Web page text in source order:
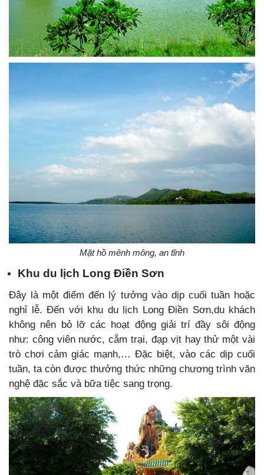
Mặt hồ mênh mông, an tĩnh
Khu du lịch Long Điền Sơn
Đây là một điểm đến lý tưởng vào dịp cuối tuần hoặc
nghỉ lễ. Đến với khu du lịch Long Điền Sơn,du khách
không nên bỏ lỡ các hoạt động giải trí đầy sôi động
như: công viên nước, cắm trại, đạp vịt hay thử một vài
trò chơi cảm giác mạnh,… Đặc biệt, vào các dịp cuối
tuần, ta còn được thưởng thức những chương trình văn
nghệ đặc sắc và bữa tiệc sang trọng.